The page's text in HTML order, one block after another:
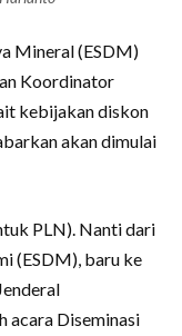
Mineral (ESDM)
Koordinator
kebijakan diskon
akan dimulai
PLN). Nanti dari
(ESDM), baru ke
acara Diseminasi